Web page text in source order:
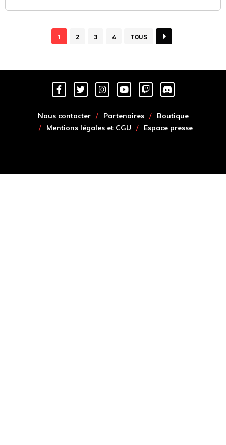
1 2 3 4 TOUS
Nous contacter Partenaires
Boutique
Mentions légales et CGU
Espace presse